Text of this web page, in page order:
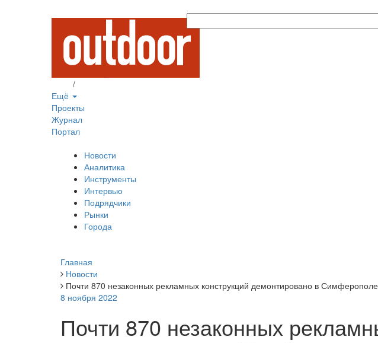
/
Ещё
Проекты
Журнал
Портал
Новости
Аналитика
Инструменты
Интервью
Подрядчики
Рынки
Города
Главная
Новости
Почти 870 незаконных рекламных конструкций демонтировано в
8 ноября 2022
Почти 870 незаконных